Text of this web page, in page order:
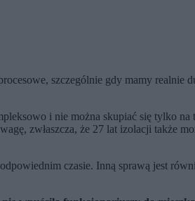
szczególnie gdy mamy realnie
i nie można skupiać się tylko na
zwłaszcza, że 27 lat izolacji także
czasie. Inną sprawą jest